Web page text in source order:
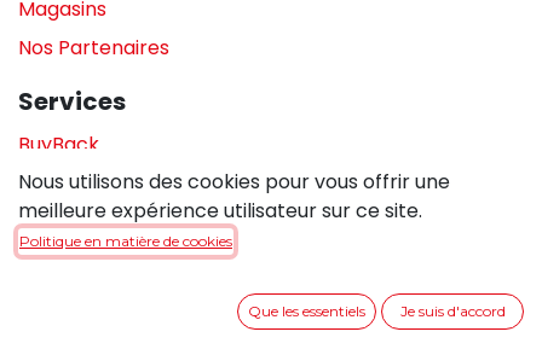
Magasins
Nos Partenaires
Services
BuyBack
Assistance en magasin
Réparations
Politique de confidentialité
Nous utilisons des cookies pour vous offrir une
meilleure expérience utilisateur sur ce site.
Politique en matière de cookies
Que les essentiels Je suis d'accord